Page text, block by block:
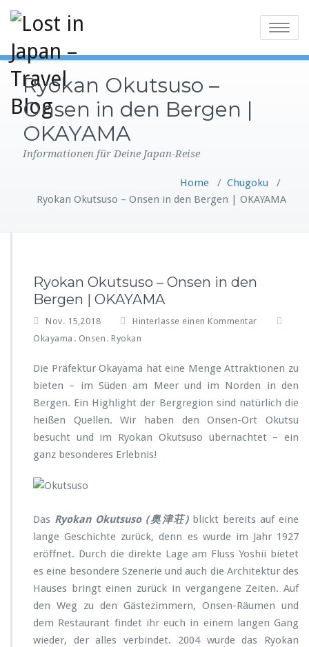
Toggle
Ryokan Okutsuso –
Onsen in den Bergen |
OKAYAMA
Informationen für Deine Japan-Reise
Home / Chugoku /
Ryokan Okutsuso – Onsen in den Bergen | OKAYAMA
Ryokan Okutsuso – Onsen in den
Bergen | OKAYAMA
Nov. 15,2018
Hinterlasse einen Kommentar
Okayama , Onsen , Ryokan
Die Präfektur Okayama hat eine Menge Attraktionen zu
bieten – im Süden am Meer und im Norden in den
Bergen. Ein Highlight der Bergregion sind natürlich die
heißen Quellen. Wir haben den Onsen-Ort Okutsu
besucht und im Ryokan Okutsuso übernachtet – ein
ganz besonderes Erlebnis!
Das Ryokan Okutsuso (奥津荘)blickt bereits auf eine
lange Geschichte zurück, denn es wurde im Jahr 1927
eröffnet. Durch die direkte Lage am Fluss Yoshii bietet
es eine besondere Szenerie und auch die Architektur des
Hauses bringt einen zurück in vergangene Zeiten. Auf
den Weg zu den Gästezimmern, Onsen-Räumen und
dem Restaurant findet ihr euch in einem langen Gang
wieder, der alles verbindet. 2004 wurde das Ryokan